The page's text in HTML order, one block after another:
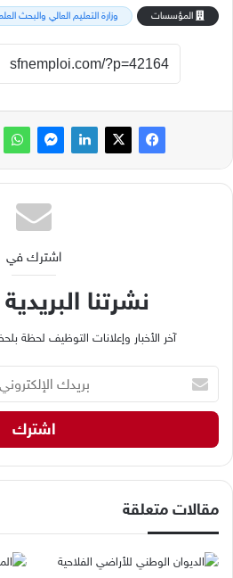
المؤسسات
وزارة التعليم العالي والبحث
اشترك في
نشرتنا
آخر الأخبار وإعلانات التوظيف لحظة
ي
ك
ا
إ
ت
مقالات متعلقة